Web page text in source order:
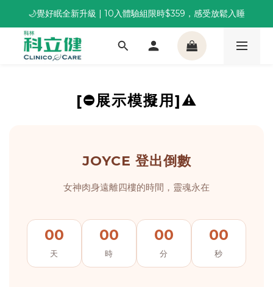
董事長推薦保養組合｜體驗價 $1,800 起，最高享 6 折
🌙覺好眠全新升級 | 10入體驗組限時$359，感受放鬆入睡
董事長推薦保養組合｜體驗價 $1,800 起，最高享 6 折
[⛔展示模擬用]⚠️
JOYCE 登出倒數
女神肉身遠離四樓的時間，靈魂永在
00
天
00
時
00
分
00
秒